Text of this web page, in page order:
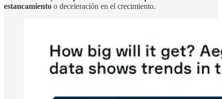
estancamiento o deceleración en el crecimiento.